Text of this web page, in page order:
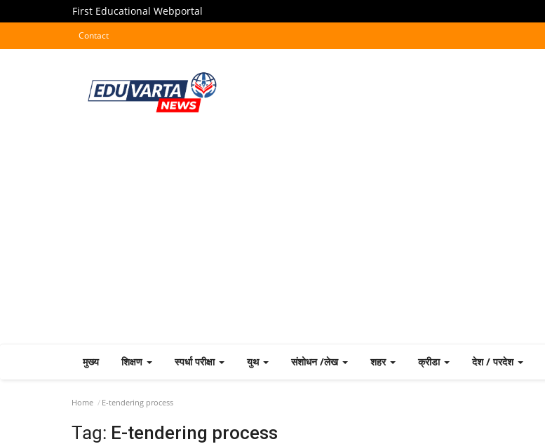
First Educational Webportal
Contact
मुख्य शिक्षण स्पर्धा परीक्षा युथ संशोधन /लेख शहर क्रीडा देश / परदेश
Home E-tendering process
Tag: E-tendering process